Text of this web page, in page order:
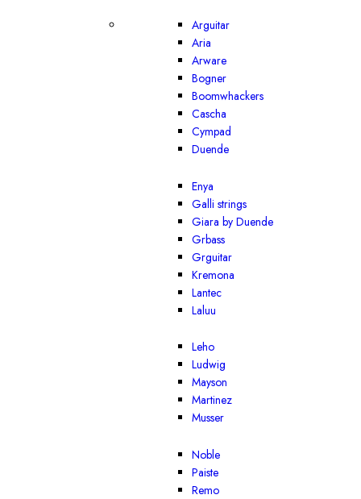
Arguitar
Aria
Arware
Bogner
Boomwhackers
Cascha
Cympad
Duende
Enya
Galli strings
Giara by Duende
Grbass
Grguitar
Kremona
Lantec
Laluu
Leho
Ludwig
Mayson
Martinez
Musser
Noble
Paiste
Remo